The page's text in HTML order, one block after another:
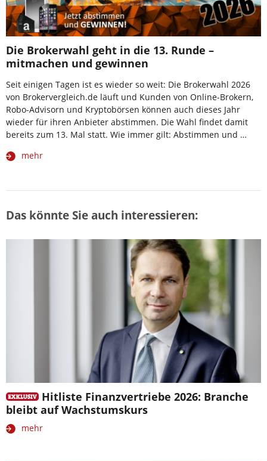
Die Brokerwahl geht in die 13. Runde –
mitmachen und gewinnen
Seit einigen Tagen ist es wieder so weit: Die Brokerwahl 2026
von Brokervergleich.de läuft und Kunden von Online-Brokern,
Robo-Advisorn und Kryptobörsen können auch dieses Jahr
wieder für ihren Anbieter abstimmen. Die Wahl findet damit
bereits zum 13. Mal statt. Wie immer gilt: Abstimmen und …
mehr
Das könnte Sie auch interessieren:
Hitliste Finanzvertriebe 2026: Branche
bleibt auf Wachstumskurs
mehr